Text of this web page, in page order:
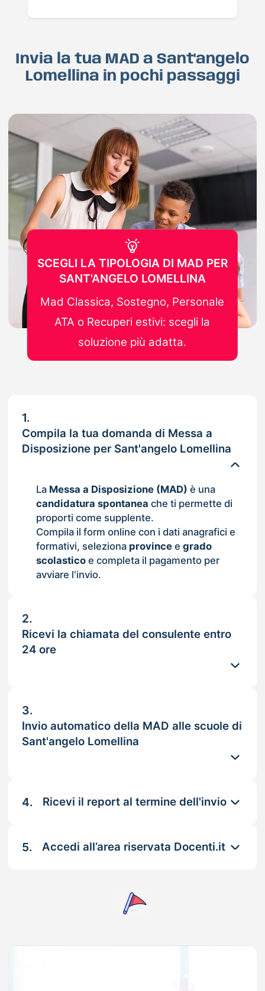
Invia la tua MAD a Sant'angelo
Lomellina in pochi passaggi
1.
Compila la tua domanda di Messa a
Disposizione per Sant'angelo Lomellina
La Messa a Disposizione (MAD) è una
candidatura spontanea che ti permette di
proporti come supplente.
Compila il form online con i dati anagrafici e
formativi, seleziona provincee grado
scolasticoe completa il pagamento per
avviare l'invio.
2.
Ricevi la chiamata del consulente entro
24 ore
3.
Invio automatico della MAD alle scuole di
Sant'angelo Lomellina
4. Ricevi il report al termine dell'invio
5. Accedi all’area riservata Docenti.it
SCEGLI LA TIPOLOGIA DI MAD PER
SANT'ANGELO LOMELLINA
Mad Classica, Sostegno, Personale
ATA o Recuperi estivi: scegli la
soluzione più adatta.